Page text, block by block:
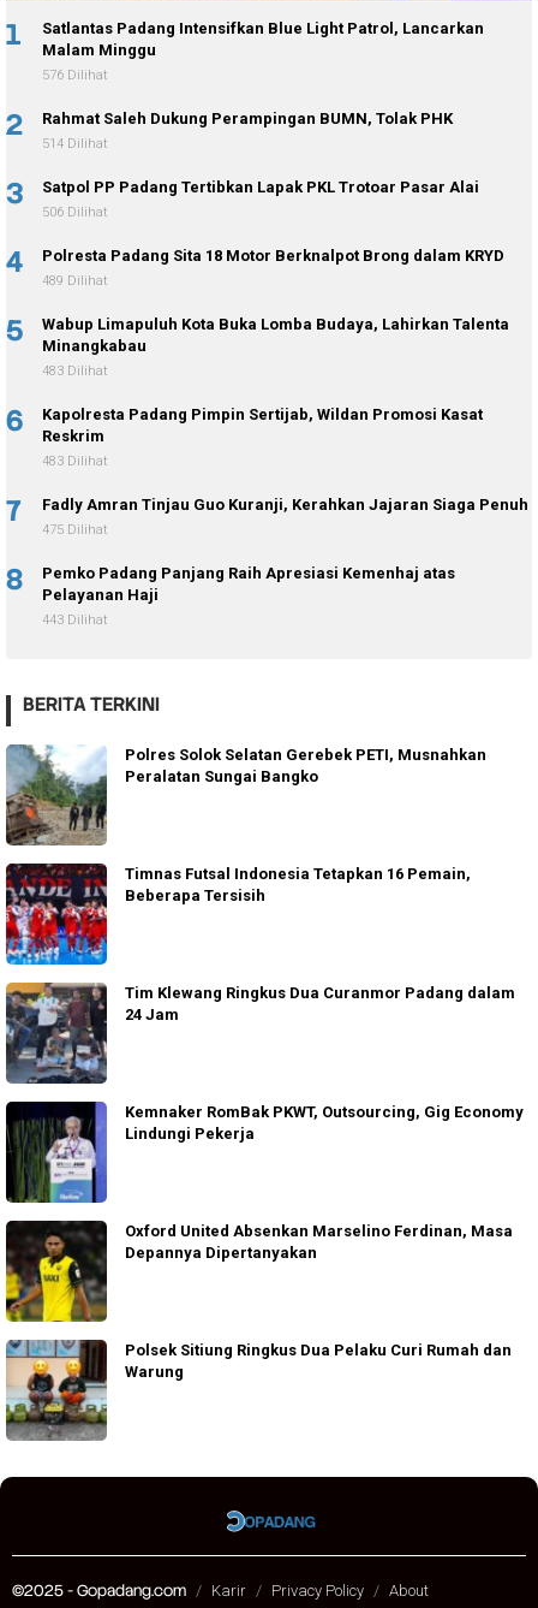
1
Satlantas Padang Intensifkan Blue Light Patrol, Lancarkan
Malam Minggu
576 Dilihat
2 Rahmat Saleh Dukung Perampingan BUMN, Tolak PHK
514 Dilihat
3 Satpol PP Padang Tertibkan Lapak PKL Trotoar Pasar Alai
506 Dilihat
4 Polresta Padang Sita 18 Motor Berknalpot Brong dalam KRYD
489 Dilihat
5
Wabup Limapuluh Kota Buka Lomba Budaya, Lahirkan Talenta
Minangkabau
483 Dilihat
6
Kapolresta Padang Pimpin Sertijab, Wildan Promosi Kasat
Reskrim
483 Dilihat
7 Fadly Amran Tinjau Guo Kuranji, Kerahkan Jajaran Siaga Penuh
475 Dilihat
8
Pemko Padang Panjang Raih Apresiasi Kemenhaj atas
Pelayanan Haji
443 Dilihat
BERITA TERKINI
Polres Solok Selatan Gerebek PETI, Musnahkan
Peralatan Sungai Bangko
Timnas Futsal Indonesia Tetapkan 16 Pemain,
Beberapa Tersisih
Tim Klewang Ringkus Dua Curanmor Padang dalam
24 Jam
Kemnaker RomBak PKWT, Outsourcing, Gig Economy
Lindungi Pekerja
Oxford United Absenkan Marselino Ferdinan, Masa
Depannya Dipertanyakan
Polsek Sitiung Ringkus Dua Pelaku Curi Rumah dan
Warung
©2025 - Gopadang.com Karir Privacy Policy About